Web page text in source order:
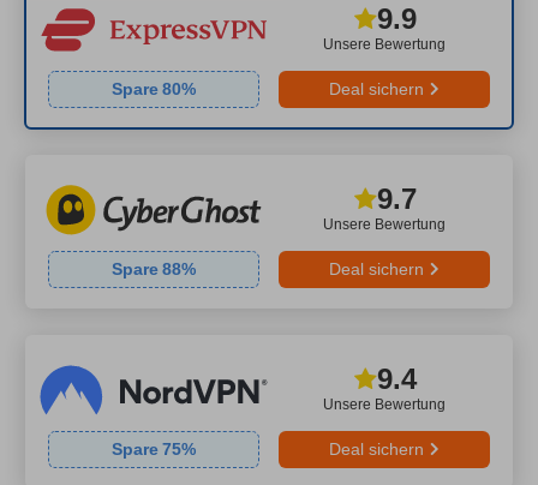
Unsere Bewertung
9.9
Spare80% Deal sichern
Unsere Bewertung
9.7
Spare88% Deal sichern
Unsere Bewertung
9.4
Spare75% Deal sichern